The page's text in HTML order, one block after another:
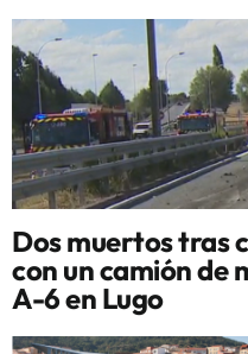
Dos muertos tras
con un camión de
A-6 en Lugo